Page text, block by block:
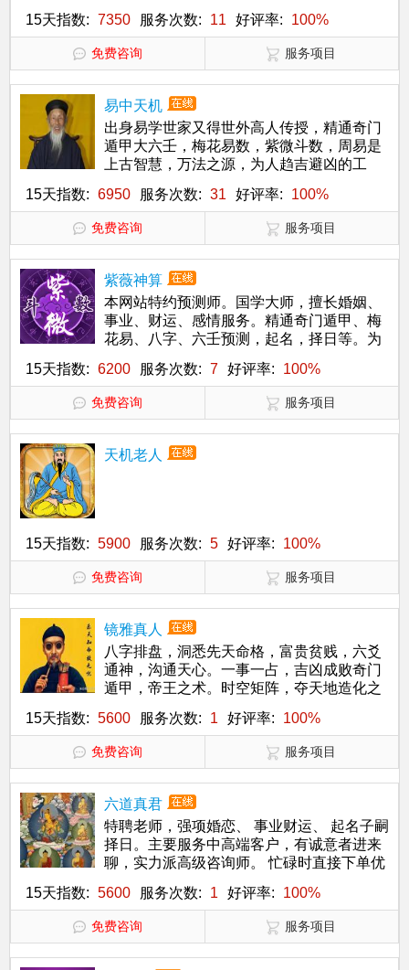
15天指数: 7350 服务次数: 11 好评率: 100%
免费咨询 服务项目
易中天机
出身易学世家又得世外高人传授，精通奇门
遁甲大六壬，梅花易数，紫微斗数，周易是
上古智慧，万法之源，为人趋吉避凶的工
15天指数: 6950 服务次数: 31 好评率: 100%
免费咨询 服务项目
紫薇神算
本网站特约预测师。国学大师，擅长婚姻、
事业、财运、感情服务。精通奇门遁甲、梅
花易、八字、六壬预测，起名，择日等。为
15天指数: 6200 服务次数: 7 好评率: 100%
免费咨询 服务项目
天机老人
15天指数: 5900 服务次数: 5 好评率: 100%
免费咨询 服务项目
镜雅真人
八字排盘，洞悉先天命格，富贵贫贱，六爻
通神，沟通天心。一事一占，吉凶成败奇门
遁甲，帝王之术。时空矩阵，夺天地造化之
15天指数: 5600 服务次数: 1 好评率: 100%
免费咨询 服务项目
六道真君
特聘老师，强项婚恋、 事业财运、 起名子嗣
择日。主要服务中高端客户，有诚意者进来
聊，实力派高级咨询师。 忙碌时直接下单优
15天指数: 5600 服务次数: 1 好评率: 100%
免费咨询 服务项目